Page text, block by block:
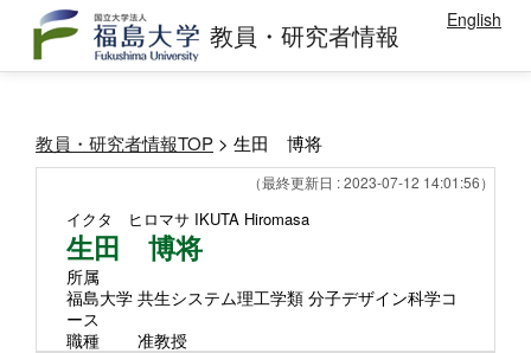
教員・研究者情報 English
教員・研究者情報TOP > 生田 博将
（最終更新日 : 2023-07-12 14:01:56）
イクタ ヒロマサ IKUTA Hiromasa
生田 博将
所属
福島大学 共生システム理工学類 分子デザイン科学コ
ース
職種
准教授